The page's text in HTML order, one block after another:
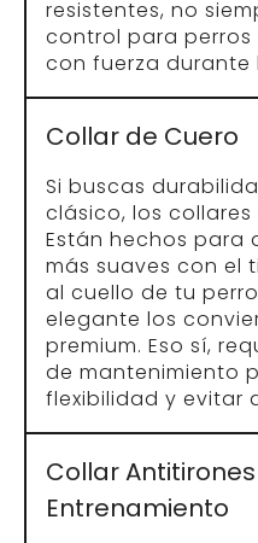
resistentes, no
control para
con fuerza durante
Collar de Cuero
Si buscas
clásico, los
Están hechos para
más suaves con el
al cuello de tu
elegante los
premium. Eso sí,
de mantenimiento
flexibilidad y evitar
Collar
Entrenamiento